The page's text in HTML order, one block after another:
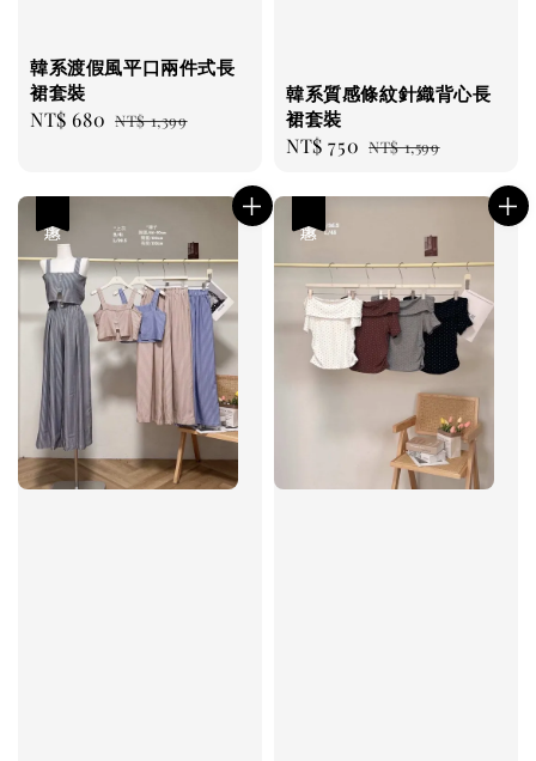
韓系渡假風平口兩件式長
裙套裝
Sale
NT$ 680 Regular
NT$ 1,399
韓系質感條紋針織背心長
裙套裝
Sale
NT$ 750 Regular
NT$ 1,599